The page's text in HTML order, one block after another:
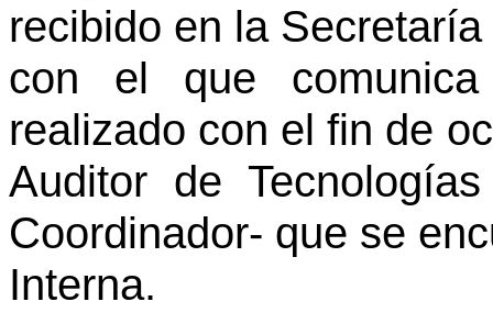
recibido en la
con el que
realizado con el fin de
Auditor de
Coordinador- que se
Interna.